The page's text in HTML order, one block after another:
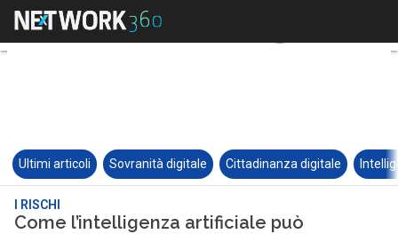
Ultimi articoli Sovranità digitale Cittadinanza digitale
I RISCHI
Come l’intelligenza artificiale può